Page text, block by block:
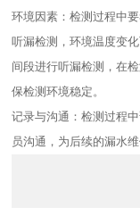
环境因素：检测过程中
听漏检测，环境温度变
间段进行听漏检测，在
保检测环境稳定。​
记录与沟通：检测过程
员沟通，为后续的漏水